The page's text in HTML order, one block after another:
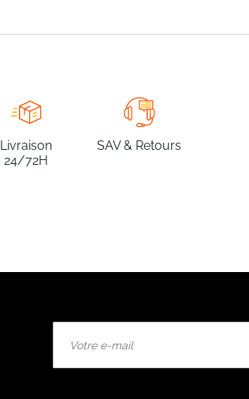
Livraison
24/72H
SAV & Retours
notre